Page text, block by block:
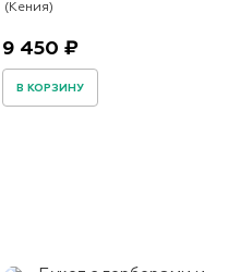
(Кения)
9 450 ₽
В КОРЗИНУ